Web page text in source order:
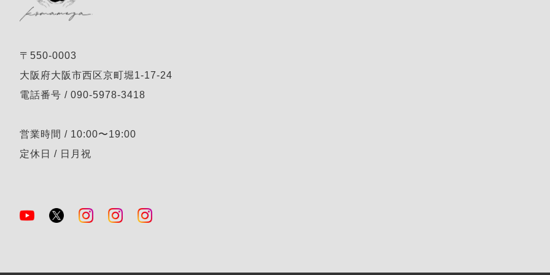
〒550-0003
大阪府大阪市西区京町堀1-17-24
電話番号 / 090-5978-3418
営業時間 / 10:00〜19:00
定休日 / 日月祝